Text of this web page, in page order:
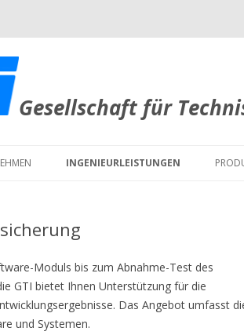
Gesellschaft für
INGENIEURLEISTUNGEN
HARDWARE
SOFTWARE
TEST UND ABSICHERUNG
Moduls bis zum Abnahme-Test des
GTI bietet Ihnen Unterstützung für die
Das Angebot umfasst
und Systemen.